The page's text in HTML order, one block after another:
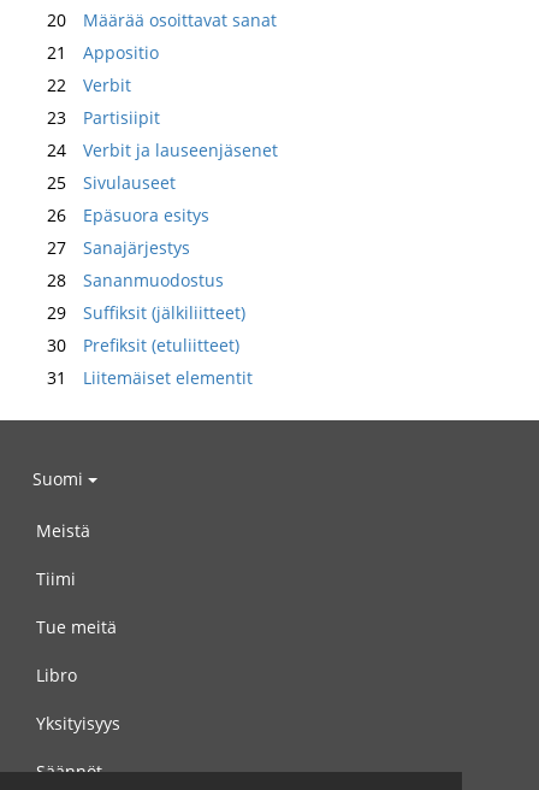
20
Määrää osoittavat sanat
21
Appositio
22
Verbit
23
Partisiipit
24
Verbit ja lauseenjäsenet
25
Sivulauseet
26
Epäsuora esitys
27
Sanajärjestys
28
Sananmuodostus
29
Suffiksit (jälkiliitteet)
30
Prefiksit (etuliitteet)
31
Liitemäiset elementit
Suomi
Meistä
Tiimi
Tue meitä
Libro
Yksityisyys
Säännöt